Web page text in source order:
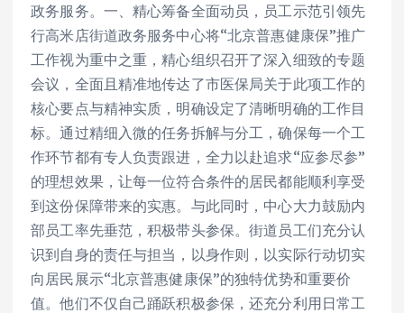
政务服务。一、精心筹备全面动员，员工示范引领先
行高米店街道政务服务中心将“北京普惠健康保”推广
工作视为重中之重，精心组织召开了深入细致的专题
会议，全面且精准地传达了市医保局关于此项工作的
核心要点与精神实质，明确设定了清晰明确的工作目
标。通过精细入微的任务拆解与分工，确保每一个工
作环节都有专人负责跟进，全力以赴追求“应参尽参”
的理想效果，让每一位符合条件的居民都能顺利享受
到这份保障带来的实惠。与此同时，中心大力鼓励内
部员工率先垂范，积极带头参保。街道员工们充分认
识到自身的责任与担当，以身作则，以实际行动切实
向居民展示“北京普惠健康保”的独特优势和重要价
值。他们不仅自己踊跃积极参保，还充分利用日常工